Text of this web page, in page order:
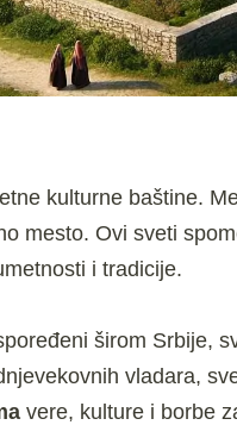
kulturne baštine.
mesto. Ovi sveti
i tradicije.
širom Srbije,
vladara,
vere, kulture i borbe